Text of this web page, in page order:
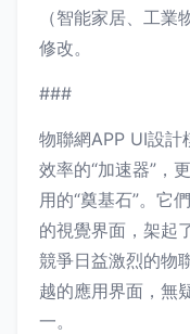
（智能家居、工
修改。
###
物聯網APP UI設計
效率的“加速器”，
用的“奠基石”。它
的視覺界面，架起
競爭日益激烈的物
越的應用界面，無
一。